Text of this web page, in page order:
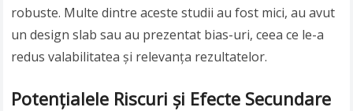
robuste. Multe dintre aceste studii au fost mici, au avut
un design slab sau au prezentat bias-uri, ceea ce le-a
redus valabilitatea și relevanța rezultatelor.
Potențialele Riscuri și Efecte Secundare